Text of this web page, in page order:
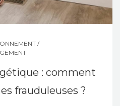
/
: comment
frauduleuses ?